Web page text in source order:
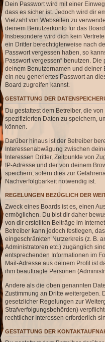
Dein Passwort wird mit einer
dass es sicher ist. Jedoch wird dir
Vielzahl von Webseiten zu
deinem Benutzerkonto für das
Insbesondere wird dich kein
ein Dritter berechtigterweise nach
Passwort vergessen haben, so
Passwort vergessen“ benutzen.
deinem Benutzernamen und deiner
ein neu generiertes Passwort an
Board zugreifen kannst.
GESTATTUNG DER
Du gestattest dem Betreiber, die
spezifizierten Daten zu speichern,
können.
Darüber hinaus ist der Betreiber
Interessenabwägung zwischen
Interessen Dritter, Zeitpunkte von
IP-Adresse und der von deinem
speichern, sofern dies zur
Nachverfolgbarkeit notwendig ist.
REGELUNGEN BEZÜGLICH DER
Zweck eines Boards ist es, einen
ermöglichen. Du bist dir daher
von dir erstellten Beiträge im
Betreiber kann jedoch festlegen,
eingeschränkten Nutzerkreis (z. B.
Administratoren etc.) zugänglich
entsprechenden Informationen im
Mail-Adresse aus deinem Profil ist
ihm beauftragte Personen
Andere als die oben genannten
Zustimmung an Dritte weitergeben.
gesetzlicher Regelungen zur
Strafverfolgungsbehörden)
rechtlicher Interessen erforderlich
GESTATTUNG DER